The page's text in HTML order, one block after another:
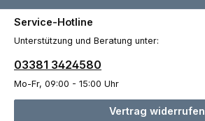
Service-Hotline
Unterstützung und Beratung unter:
03381 3424580
Mo-Fr, 09:00 - 15:00 Uhr
Vertrag widerrufen